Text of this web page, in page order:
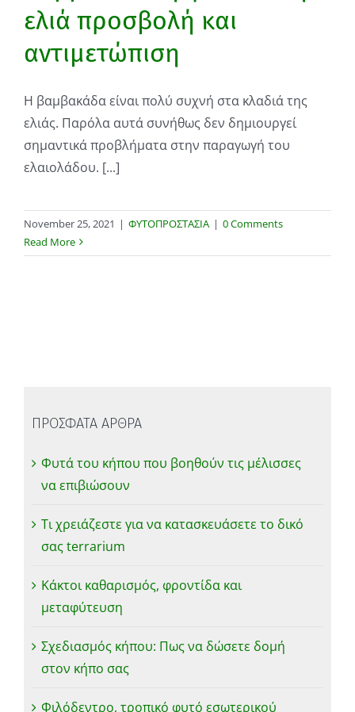
ελιά προσβολή και
αντιμετώπιση
Η βαμβακάδα είναι πολύ συχνή στα κλαδιά της
ελιάς. Παρόλα αυτά συνήθως δεν δημιουργεί
σημαντικά προβλήματα στην παραγωγή του
ελαιολάδου. [...]
November 25, 2021 | ΦΥΤΟΠΡΟΣΤΑΣΙΑ | 0 Comments
Read More
ΠΡΟΣΦΑΤΑ ΑΡΘΡΑ
Φυτά του κήπου που βοηθούν τις μέλισσες
να επιβιώσουν
Τι χρειάζεστε για να κατασκευάσετε το δικό
σας terrarium
Κάκτοι καθαρισμός, φροντίδα και
μεταφύτευση
Σχεδιασμός κήπου: Πως να δώσετε δομή
στον κήπο σας
Φιλόδεντρο, τροπικό φυτό εσωτερικού